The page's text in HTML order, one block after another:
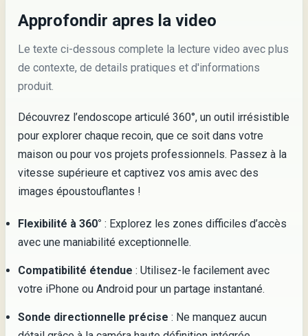
Approfondir apres la video
Le texte ci-dessous complete la lecture video avec plus
de contexte, de details pratiques et d'informations
produit.
Découvrez l’endoscope articulé 360°, un outil irrésistible
pour explorer chaque recoin, que ce soit dans votre
maison ou pour vos projets professionnels. Passez à la
vitesse supérieure et captivez vos amis avec des
images époustouflantes !
Flexibilité à 360° : Explorez les zones difficiles d’accès
avec une maniabilité exceptionnelle.
Compatibilité étendue : Utilisez-le facilement avec
votre iPhone ou Android pour un partage instantané.
Sonde directionnelle précise : Ne manquez aucun